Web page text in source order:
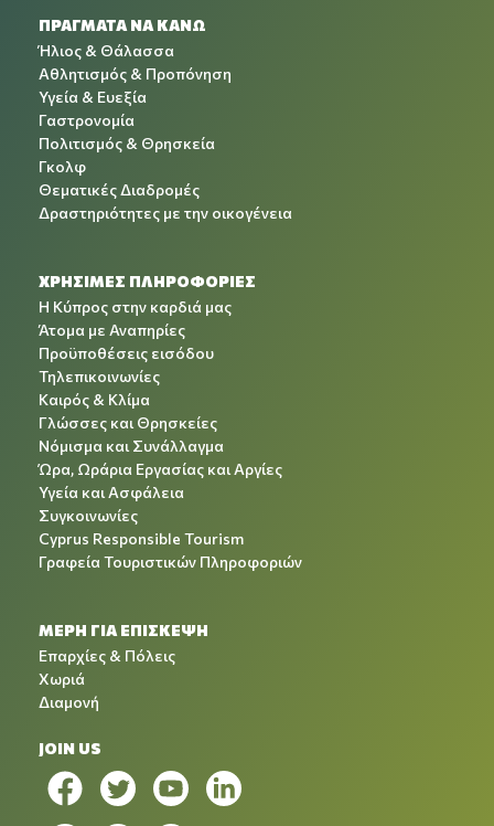
ΠΡΑΓΜΑΤΑ ΝΑ ΚΑΝΩ
Ήλιος & Θάλασσα
Αθλητισμός & Προπόνηση
Υγεία & Ευεξία
Γαστρονομία
Πολιτισμός & Θρησκεία
Γκολφ
Θεματικές Διαδρομές
Δραστηριότητες με την οικογένεια
ΧΡΉΣΙΜΕΣ ΠΛΗΡΟΦΟΡΊΕΣ
Η Κύπρος στην καρδιά μας
Άτομα με Αναπηρίες
Προϋποθέσεις εισόδου
Τηλεπικοινωνίες
Καιρός & Κλίμα
Γλώσσες και Θρησκείες
Νόμισμα και Συνάλλαγμα
Ώρα, Ωράρια Εργασίας και Αργίες
Υγεία και Ασφάλεια
Συγκοινωνίες
Cyprus Responsible Tourism
Γραφεία Τουριστικών Πληροφοριών
ΜΕΡΗ ΓΙΑ ΕΠΙΣΚΕΨΗ
Επαρχίες & Πόλεις
Χωριά
Διαμονή
JOIN US